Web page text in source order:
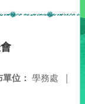
位： 學務處 |